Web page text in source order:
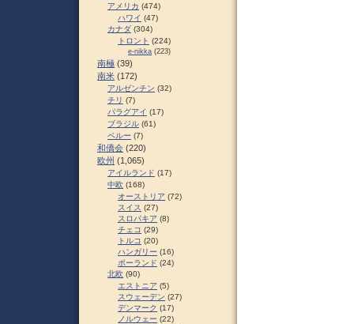
アメリカ (474)
ハワイ (47)
カナダ (304)
トロント (224)
e-nikka (223)
南極 (39)
南米 (172)
アルゼンチン (32)
チリ (7)
パラグアイ (17)
ブラジル (61)
ペルー (7)
和僑会 (220)
欧州 (1,065)
アイルランド (17)
中欧 (168)
オーストリア (72)
スイス (27)
スロパキア (8)
チェコ (29)
トルコ (20)
ハンガリー (16)
ポーランド (24)
北欧 (90)
エストニア (5)
スウェーデン (27)
デンマーク (17)
ノルウェー (22)